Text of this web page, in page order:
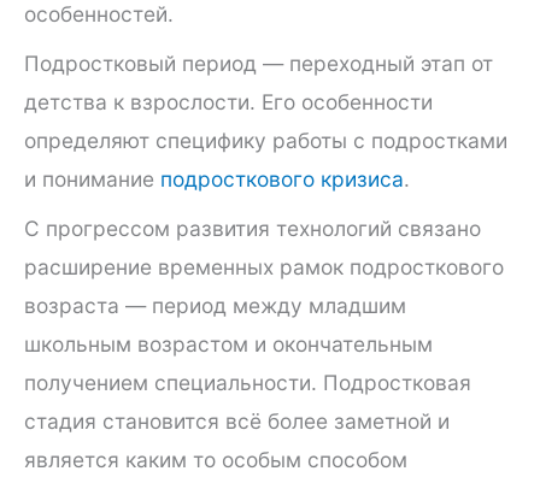
особенностей.
Подростковый период — переходный этап от
детства к взрослости. Его особенности
определяют специфику работы с подростками
и понимание подросткового кризиса.
С прогрессом развития технологий связано
расширение временных рамок подросткового
возраста — период между младшим
школьным возрастом и окончательным
получением специальности. Подростковая
стадия становится всё более заметной и
является каким то особым способом